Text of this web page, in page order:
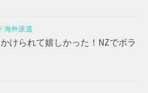
海外派遣
けられて嬉しかった！NZでボラ